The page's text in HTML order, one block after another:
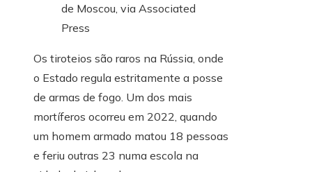
de Moscou, via Associated
Press
Os tiroteios são raros na Rússia, onde
o Estado regula estritamente a posse
de armas de fogo. Um dos mais
mortíferos ocorreu em 2022, quando
um homem armado matou 18 pessoas
e feriu outras 23 numa escola na